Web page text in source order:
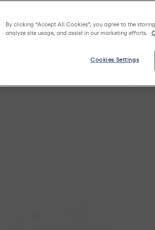
By clicking “Accept All Cookies”, you agree to the
analyze site usage, and assist in our marketing efforts.
Cookies Settings